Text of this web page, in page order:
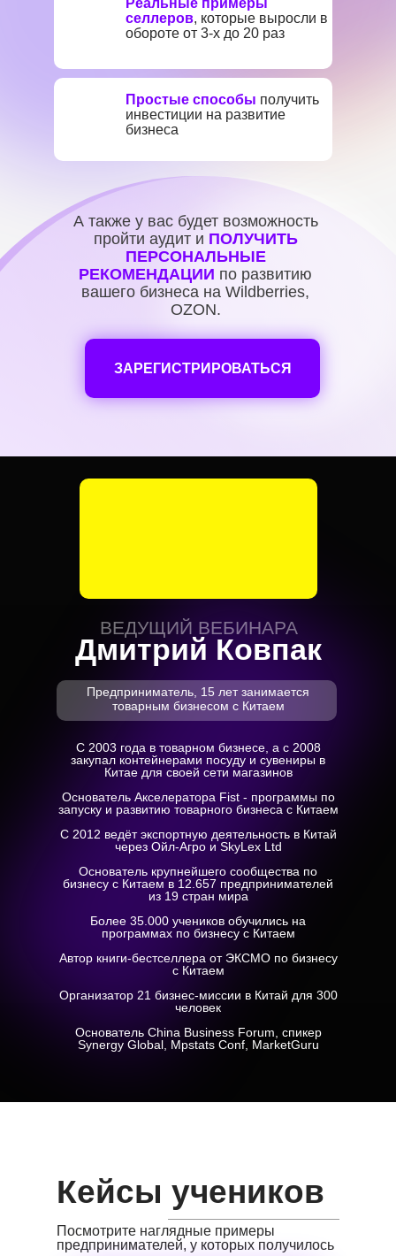
Реальные примеры
селлеров, которые выросли в
обороте от 3-х до 20 раз
Простые способы получить
инвестиции на развитие
бизнеса
ЗАРЕГИСТРИРОВАТЬСЯ
А также у вас будет возможность
пройти аудит и ПОЛУЧИТЬ
ПЕРСОНАЛЬНЫЕ
РЕКОМЕНДАЦИИ по развитию
вашего бизнеса на Wildberries,
OZON.
ВЕДУЩИЙ ВЕБИНАРА
Дмитрий Ковпак
С 2003 года в товарном бизнесе, а с 2008
закупал контейнерами посуду и сувениры в
Китае для своей сети магазинов
Основатель Акселератора Fist - программы по
запуску и развитию товарного бизнеса с Китаем
С 2012 ведёт экспортную деятельность в Китай
через Ойл-Агро и SkyLex Ltd
Основатель крупнейшего сообщества по
бизнесу с Китаем в 12.657 предпринимателей
из 19 стран мира
Более 35.000 учеников обучились на
программах по бизнесу с Китаем
Автор книги-бестселлера от ЭКСМО по бизнесу
с Китаем
Организатор 21 бизнес-миссии в Китай для 300
человек
Основатель China Business Forum, спикер
Synergy Global, Mpstats Conf, MarketGuru
Предприниматель, 15 лет занимается
товарным бизнесом с Китаем
Кейсы учеников
Посмотрите наглядные примеры
предпринимателей, у которых получилось